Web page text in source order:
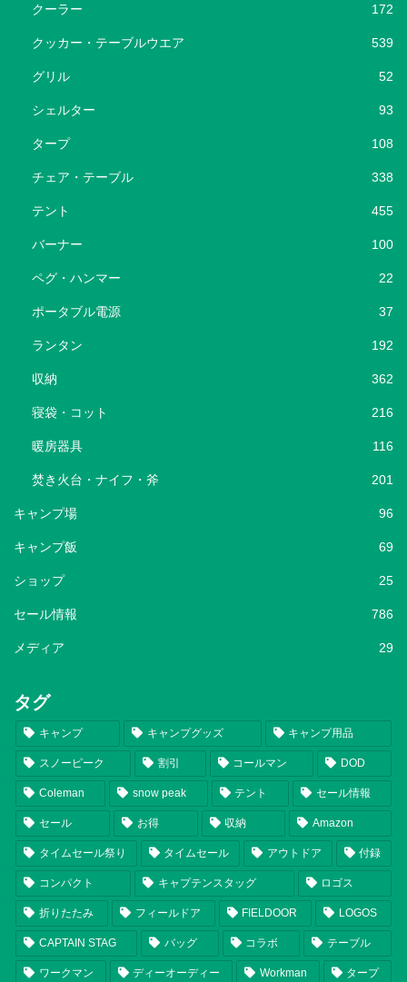
クーラー 172
クッカー・テーブルウエア 539
グリル 52
シェルター 93
タープ 108
チェア・テーブル 338
テント 455
バーナー 100
ペグ・ハンマー 22
ポータブル電源 37
ランタン 192
収納 362
寝袋・コット 216
暖房器具 116
焚き火台・ナイフ・斧 201
キャンプ場 96
キャンプ飯 69
ショップ 25
セール情報 786
メディア 29
タグ
キャンプ キャンプグッズ キャンプ用品
スノーピーク 割引 コールマン DOD
Coleman snow peak テント セール情報
セール お得 収納 Amazon
タイムセール祭り タイムセール アウトドア 付録
コンパクト キャプテンスタッグ ロゴス
折りたたみ フィールドア FIELDOOR LOGOS
CAPTAIN STAG バッグ コラボ テーブル
ワークマン ディーオーディー Workman タープ